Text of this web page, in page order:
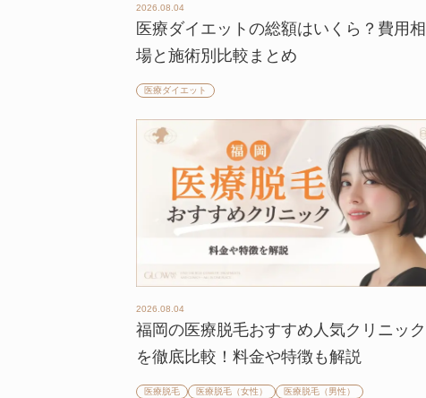
2026.08.04
医療ダイエットの総額はいくら？費用相
場と施術別比較まとめ
医療ダイエット
2026.08.04
福岡の医療脱毛おすすめ人気クリニック
を徹底比較！料金や特徴も解説
医療脱毛 医療脱毛（女性） 医療脱毛（男性）